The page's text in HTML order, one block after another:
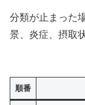
分類が止まった
景、炎症、摂取
順番